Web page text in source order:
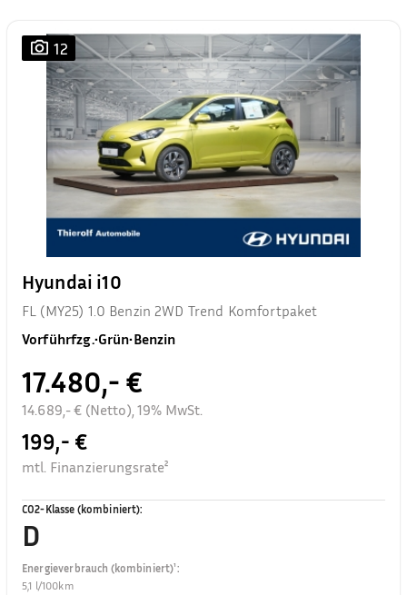
12
Hyundai i10
FL (MY25) 1.0 Benzin 2WD Trend Komfortpaket
Vorführfzg.•Grün•Benzin
17.480,- €
14.689,- € (Netto), 19% MwSt.
199,- €
mtl. Finanzierungsrate²
CO2-Klasse (kombiniert):
D
Energieverbrauch (kombiniert)¹:
5,1 l/100km